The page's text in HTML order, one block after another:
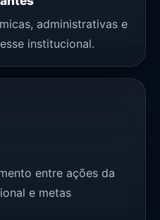
administrativas e
institucional.
entre ações da
e metas